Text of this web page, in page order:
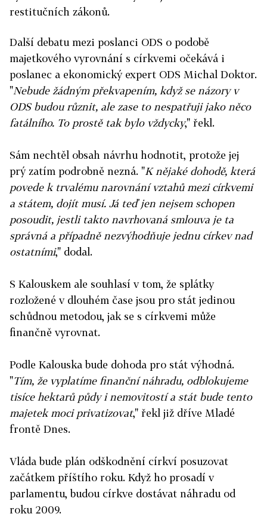
restitučních zákonů.
Další debatu mezi poslanci ODS o podobě
majetkového vyrovnání s církvemi očekává i
poslanec a ekonomický expert ODS Michal Doktor.
"Nebude žádným překvapením, když se názory v
ODS budou různit, ale zase to nespatřuji jako něco
fatálního. To prostě tak bylo vždycky," řekl.
Sám nechtěl obsah návrhu hodnotit, protože jej
prý zatím podrobně nezná. "K nějaké dohodě, která
povede k trvalému narovnání vztahů mezi církvemi
a státem, dojít musí. Já teď jen nejsem schopen
posoudit, jestli takto navrhovaná smlouva je ta
správná a případně nezvýhodňuje jednu církev nad
ostatními," dodal.
S Kalouskem ale souhlasí v tom, že splátky
rozložené v dlouhém čase jsou pro stát jedinou
schůdnou metodou, jak se s církvemi může
finančně vyrovnat.
Podle Kalouska bude dohoda pro stát výhodná.
"Tím, že vyplatíme finanční náhradu, odblokujeme
tisíce hektarů půdy i nemovitostí a stát bude tento
majetek moci privatizovat," řekl již dříve Mladé
frontě Dnes.
Vláda bude plán odškodnění církví posuzovat
začátkem příštího roku. Když ho prosadí v
parlamentu, budou církve dostávat náhradu od
roku 2009.